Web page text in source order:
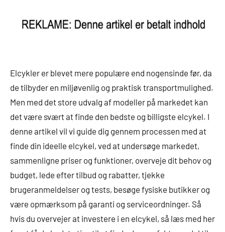
Elcykler er blevet mere populære end nogensinde før, da
de tilbyder en miljøvenlig og praktisk transportmulighed.
Men med det store udvalg af modeller på markedet kan
det være svært at finde den bedste og billigste elcykel. I
denne artikel vil vi guide dig gennem processen med at
finde din ideelle elcykel, ved at undersøge markedet,
sammenligne priser og funktioner, overveje dit behov og
budget, lede efter tilbud og rabatter, tjekke
brugeranmeldelser og tests, besøge fysiske butikker og
være opmærksom på garanti og serviceordninger. Så
hvis du overvejer at investere i en elcykel, så læs med her